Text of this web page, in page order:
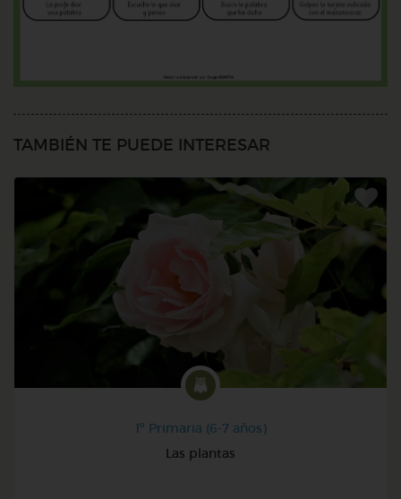
TAMBIÉN TE PUEDE INTERESAR
1º Primaria (6-7 años)
Las plantas